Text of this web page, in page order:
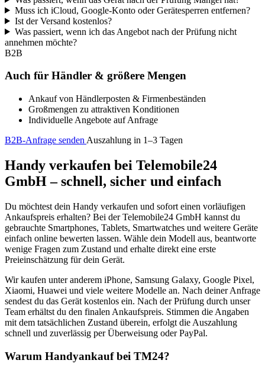
Muss ich iCloud, Google-Konto oder Gerätesperren entfernen?
Ist der Versand kostenlos?
Was passiert, wenn ich das Angebot nach der Prüfung nicht
annehmen möchte?
B2B
Auch für Händler & größere Mengen
Ankauf von Händlerposten & Firmenbeständen
Großmengen zu attraktiven Konditionen
Individuelle Angebote auf Anfrage
B2B-Anfrage senden Auszahlung in 1–3 Tagen
Handy verkaufen bei Telemobile24
GmbH – schnell, sicher und einfach
Du möchtest dein Handy verkaufen und sofort einen vorläufigen
Ankaufspreis erhalten? Bei der Telemobile24 GmbH kannst du
gebrauchte Smartphones, Tablets, Smartwatches und weitere Geräte
einfach online bewerten lassen. Wähle dein Modell aus, beantworte
wenige Fragen zum Zustand und erhalte direkt eine erste
Preieinschätzung für dein Gerät.
Wir kaufen unter anderem iPhone, Samsung Galaxy, Google Pixel,
Xiaomi, Huawei und viele weitere Modelle an. Nach deiner Anfrage
sendest du das Gerät kostenlos ein. Nach der Prüfung durch unser
Team erhältst du den finalen Ankaufspreis. Stimmen die Angaben
mit dem tatsächlichen Zustand überein, erfolgt die Auszahlung
schnell und zuverlässig per Überweisung oder PayPal.
Warum Handyankauf bei TM24?